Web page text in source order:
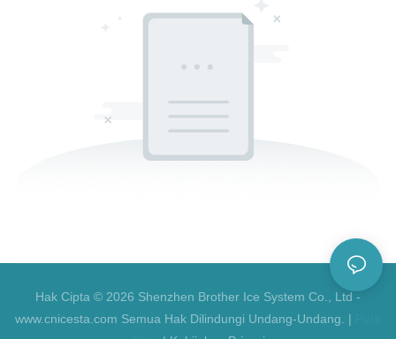
Hak Cipta © 2026 Shenzhen Brother Ice System Co., Ltd -
www.cnicesta.com Semua Hak Dilindungi Undang-Undang. |